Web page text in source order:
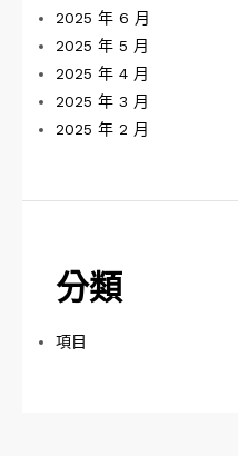
2025 年 6 月
2025 年 5 月
2025 年 4 月
2025 年 3 月
2025 年 2 月
分類
項目